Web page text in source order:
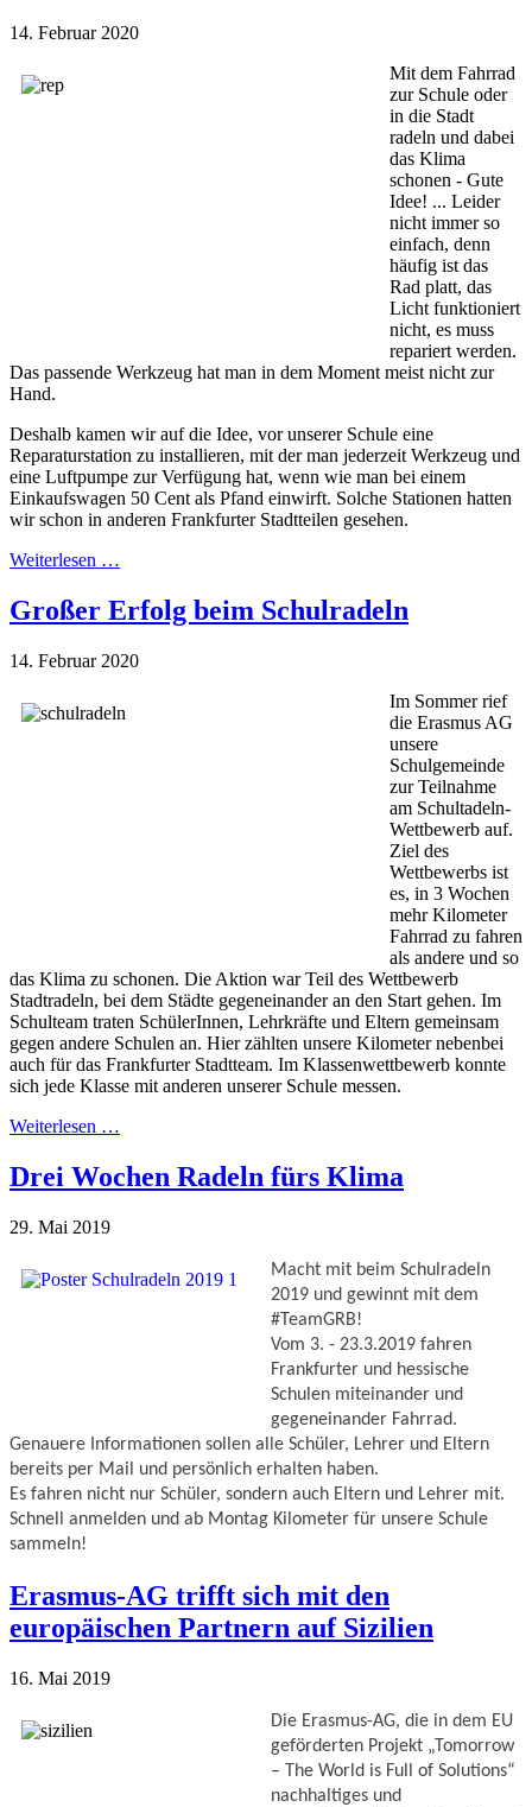
14. Februar 2020
Mit dem Fahrrad
zur Schule oder
in die Stadt
radeln und dabei
das Klima
schonen - Gute
Idee! ... Leider
nicht immer so
einfach, denn
häufig ist das
Rad platt, das
Licht funktioniert
nicht, es muss
repariert werden.
Das passende Werkzeug hat man in dem Moment meist nicht zur
Hand.
Deshalb kamen wir auf die Idee, vor unserer Schule eine
Reparaturstation zu installieren, mit der man jederzeit Werkzeug und
eine Luftpumpe zur Verfügung hat, wenn wie man bei einem
Einkaufswagen 50 Cent als Pfand einwirft. Solche Stationen hatten
wir schon in anderen Frankfurter Stadtteilen gesehen.
Weiterlesen …
Großer Erfolg beim Schulradeln
14. Februar 2020
Im Sommer rief
die Erasmus AG
unsere
Schulgemeinde
zur Teilnahme
am Schultadeln-
Wettbewerb auf.
Ziel des
Wettbewerbs ist
es, in 3 Wochen
mehr Kilometer
Fahrrad zu fahren
als andere und so
das Klima zu schonen. Die Aktion war Teil des Wettbewerb
Stadtradeln, bei dem Städte gegeneinander an den Start gehen. Im
Schulteam traten SchülerInnen, Lehrkräfte und Eltern gemeinsam
gegen andere Schulen an. Hier zählten unsere Kilometer nebenbei
auch für das Frankfurter Stadtteam. Im Klassenwettbewerb konnte
sich jede Klasse mit anderen unserer Schule messen.
Weiterlesen …
Drei Wochen Radeln fürs Klima
29. Mai 2019
Macht mit beim Schulradeln
2019 und gewinnt mit dem
#TeamGRB!
Vom 3. - 23.3.2019 fahren
Frankfurter und hessische
Schulen miteinander und
gegeneinander Fahrrad.
Genauere Informationen sollen alle Schüler, Lehrer und Eltern
bereits per Mail und persönlich erhalten haben.
Es fahren nicht nur Schüler, sondern auch Eltern und Lehrer mit.
Schnell anmelden und ab Montag Kilometer für unsere Schule
sammeln!
Erasmus-AG trifft sich mit den
europäischen Partnern auf Sizilien
16. Mai 2019
Die Erasmus-AG, die in dem EU
geförderten Projekt „Tomorrow
– The World is Full of Solutions“
nachhaltiges und